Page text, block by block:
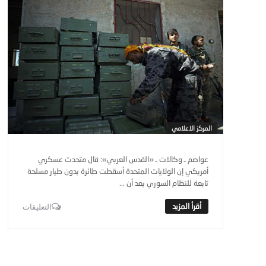
المركز الاعلامي
عواصم ـ وكالات ـ «القدس العربي»: قال متحدث عسكري
أمريكي إن الولايات المتحدة أسقطت طائرة بدون طيار مسلحة
تابعة للنظام السوري بعد أن ...
التعليقات